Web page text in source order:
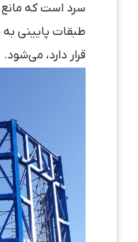
سرد است که مانع
طبقات پایینی
قرار دارد، می‌شود.